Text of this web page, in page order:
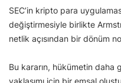
SEC’in kripto para
değiştirmesiyle birlikte
netlik açısından bir dönüm
Bu kararın, hükümetin daha
yaklaşımı için bir emsal